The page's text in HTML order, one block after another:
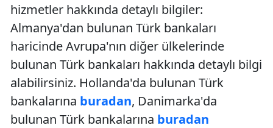
hizmetler hakkında detaylı bilgiler:
Almanya'dan bulunan Türk bankaları
haricinde Avrupa'nın diğer ülkelerinde
bulunan Türk bankaları hakkında detaylı bilgi
alabilirsiniz. Hollanda'da bulunan Türk
bankalarına buradan, Danimarka'da
bulunan Türk bankalarına buradan